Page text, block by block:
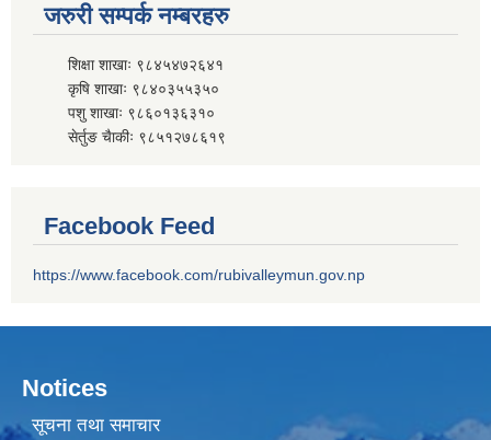
जरुरी सम्पर्क नम्बरहरु
शिक्षा शाखाः ९८४५४७२६४१
कृषि शाखाः ९८४०३५५३५०
पशु शाखाः ९८६०१३६३१०
सेर्तुङ चैाकीः ९८५१२७८६१९
Facebook Feed
https://www.facebook.com/rubivalleymun.gov.np
Notices
सूचना तथा समाचार